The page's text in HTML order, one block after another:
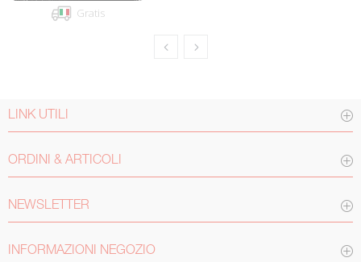
Gratis
LINK UTILI
ORDINI & ARTICOLI
NEWSLETTER
INFORMAZIONI NEGOZIO